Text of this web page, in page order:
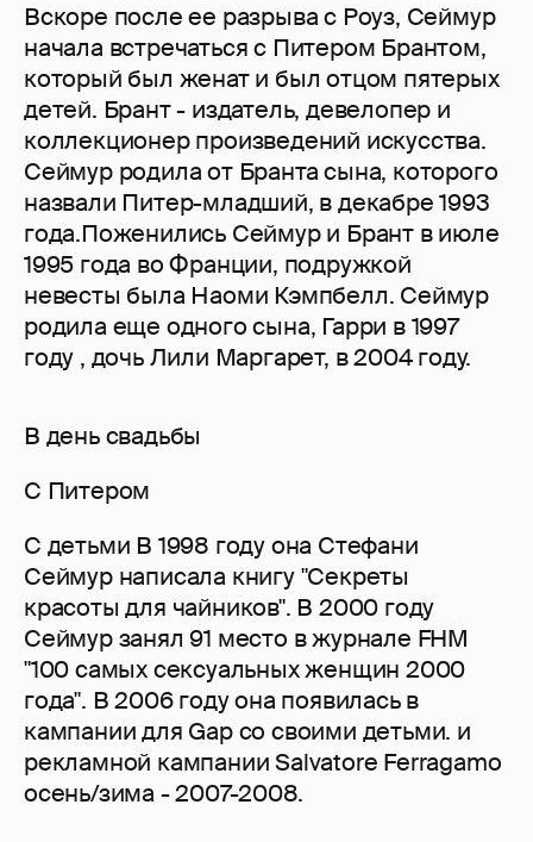
Вскоре после ее разрыва с Роуз, Сеймур
начала встречаться с Питером Брантом,
который был женат и был отцом пятерых
детей. Брант - издатель, девелопер и
коллекционер произведений искусства.
Сеймур родила от Бранта сына, которого
назвали Питер-младший, в декабре 1993
года.Поженились Сеймур и Брант в июле
1995 года во Франции, подружкой
невесты была Наоми Кэмпбелл. Сеймур
родила еще одного сына, Гарри в 1997
году , дочь Лили Маргарет, в 2004 году.
В день свадьбы
С Питером
С детьми В 1998 году она Стефани
Сеймур написала книгу "Секреты
красоты для чайников". В 2000 году
Сеймур занял 91 место в журнале FHM
"100 самых сексуальных женщин 2000
года". В 2006 году она появилась в
кампании для Gap со своими детьми. и
рекламной кампании Salvatore Ferragamo
осень/зима - 2007-2008.